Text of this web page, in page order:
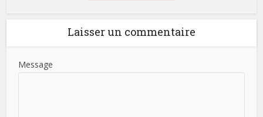
Laisser un commentaire
Message